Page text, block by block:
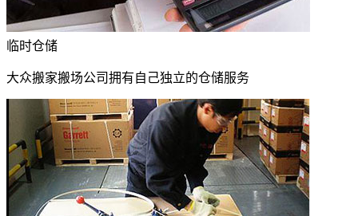
临时仓储
大众搬家搬场公司拥有自己独立的仓储服务